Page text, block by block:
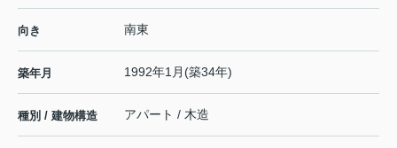
向き 南東
築年月 1992年1月(築34年)
種別 / 建物構造 アパート / 木造